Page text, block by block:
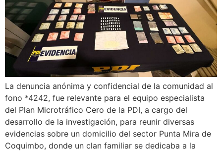
La denuncia anónima y confidencial de la comunidad al
fono *4242, fue relevante para el equipo especialista
del Plan Microtráfico Cero de la PDI, a cargo del
desarrollo de la investigación, para reunir diversas
evidencias sobre un domicilio del sector Punta Mira de
Coquimbo, donde un clan familiar se dedicaba a la